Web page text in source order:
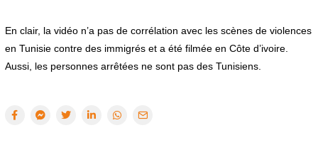
En clair, la vidéo n’a pas de corrélation avec les scènes de violences
en Tunisie contre des immigrés et a été filmée en Côte d’ivoire.
Aussi, les personnes arrêtées ne sont pas des Tunisiens.